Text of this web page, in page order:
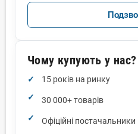
Чому купують у нас?
15 років на ринку
30 000+ товарів
Офіційні постачальники